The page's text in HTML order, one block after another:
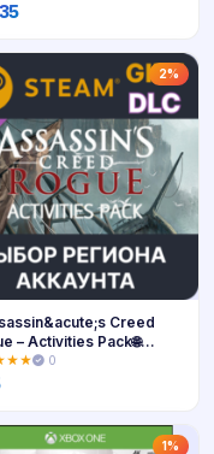
2%
Купить
Creed
– Activities Pack🌐
0
1%